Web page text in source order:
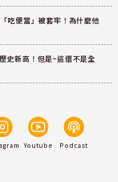
吃便當」被套牢！為什麼他
史新高！但是~這還不是全
Youtube Podcast